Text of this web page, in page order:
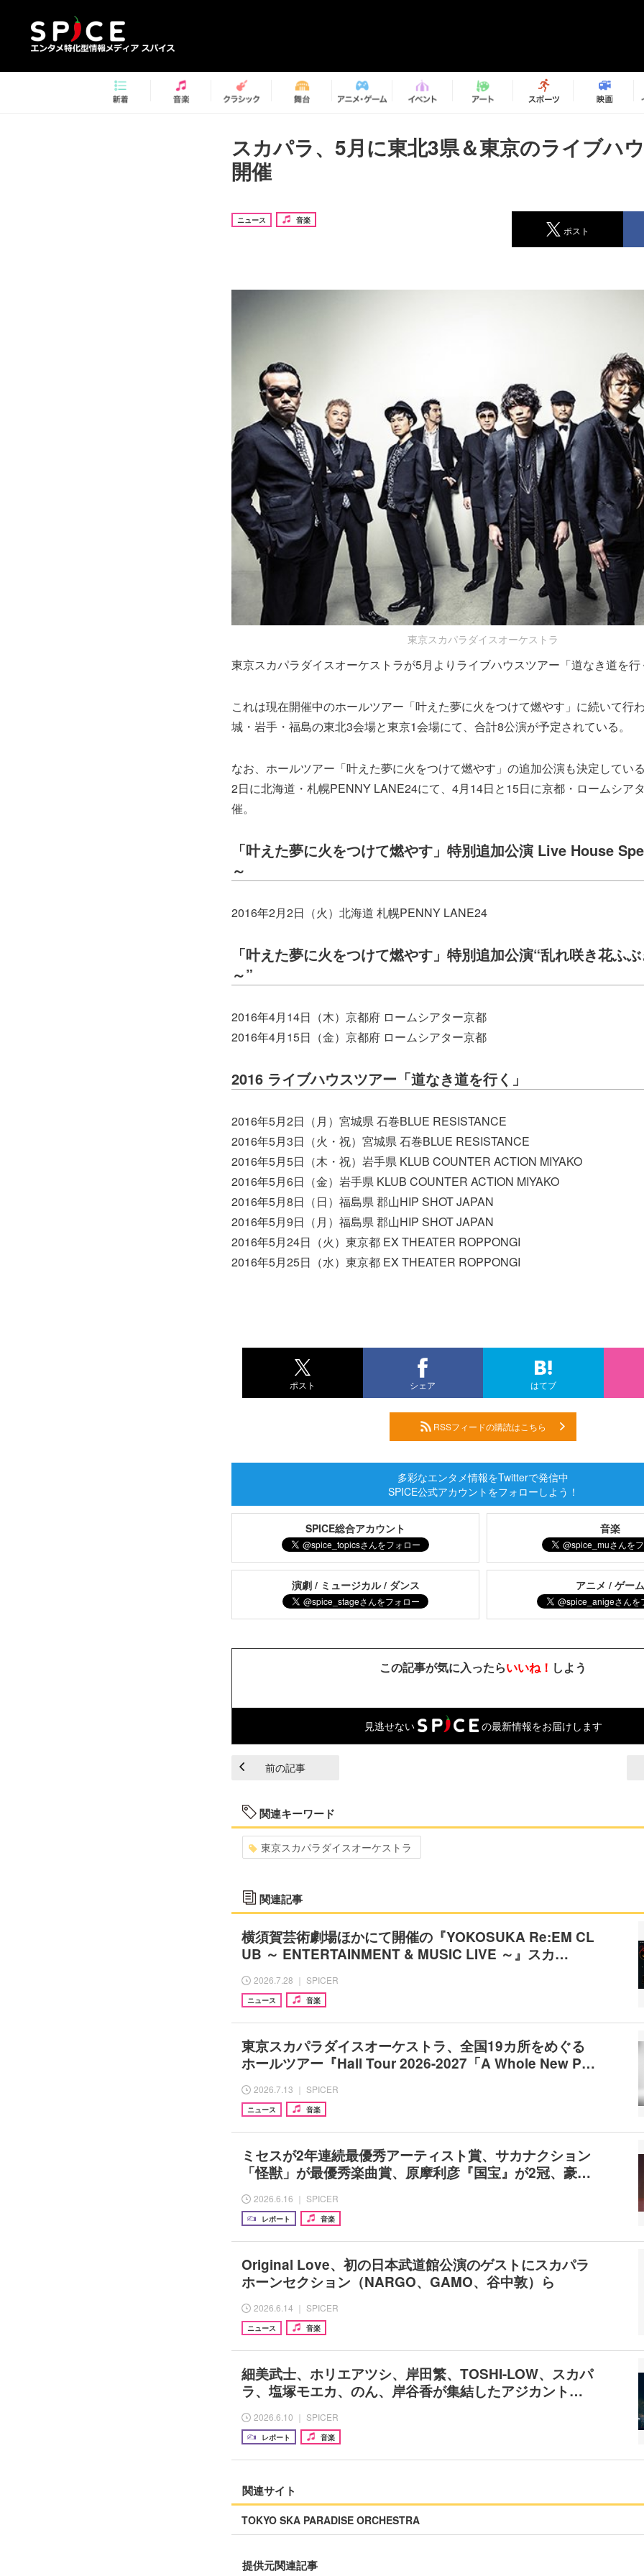
スカパラ、5月に東北3県＆東京のライブハ
開催
ニュース 音楽
ポスト
東京スカパラダイスオーケストラ
東京スカパラダイスオーケストラが5月よりライブハウスツアー「道なき道を
これは現在開催中のホールツアー「叶えた夢に火をつけて燃やす」に続いて行
城・岩手・福島の東北3会場と東京1会場にて、合計8公演が予定されている。
なお、ホールツアー「叶えた夢に火をつけて燃やす」の追加公演も決定してい
2日に北海道・札幌PENNY LANE24にて、4月14日と15日に京都・ロームシア
催。
「叶えた夢に火をつけて燃やす」特別追加公演 Live House
～
2016年2月2日（火）北海道 札幌PENNY LANE24
「叶えた夢に火をつけて燃やす」特別追加公演“乱れ咲き花ふ
～”
2016年4月14日（木）京都府 ロームシアター京都
2016年4月15日（金）京都府 ロームシアター京都
2016 ライブハウスツアー「道なき道を行く」
2016年5月2日（月）宮城県 石巻BLUE RESISTANCE
2016年5月3日（火・祝）宮城県 石巻BLUE RESISTANCE
2016年5月5日（木・祝）岩手県 KLUB COUNTER ACTION MIYAKO
2016年5月6日（金）岩手県 KLUB COUNTER ACTION MIYAKO
2016年5月8日（日）福島県 郡山HIP SHOT JAPAN
2016年5月9日（月）福島県 郡山HIP SHOT JAPAN
2016年5月24日（火）東京都 EX THEATER ROPPONGI
2016年5月25日（水）東京都 EX THEATER ROPPONGI
ポスト シェア はてブ
RSSフィードの購読はこちら
多彩なエンタメ情報をTwitterで発信中
SPICE公式アカウントをフォローしよう！
SPICE総合アカウント 音楽
演劇 / ミュージカル / ダンス アニメ / ゲー
この記事が気に入ったらいいね！ しよう
見逃せない の最新情報をお届けします
前の記事
関連キーワード
東京スカパラダイスオーケストラ
関連記事
横須賀芸術劇場ほかにて開催の『YOKOSUKA Re:EM CL
UB ～ ENTERTAINMENT & MUSIC LIVE ～』スカ…
2026.7.28 ｜ SPICER
ニュース 音楽
東京スカパラダイスオーケストラ、全国19カ所をめぐる
ホールツアー『Hall Tour 2026-2027「A Whole New P…
2026.7.13 ｜ SPICER
ニュース 音楽
ミセスが2年連続最優秀アーティスト賞、サカナクション
「怪獣」が最優秀楽曲賞、原摩利彦『国宝』が2冠、豪…
2026.6.16 ｜ SPICER
レポート 音楽
Original Love、初の日本武道館公演のゲストにスカパラ
ホーンセクション（NARGO、GAMO、谷中敦）ら
2026.6.14 ｜ SPICER
ニュース 音楽
細美武士、ホリエアツシ、岸田繁、TOSHI-LOW、スカパ
ラ、塩塚モエカ、のん、岸谷香が集結したアジカント…
2026.6.10 ｜ SPICER
レポート 音楽
関連サイト
TOKYO SKA PARADISE ORCHESTRA
提供元関連記事